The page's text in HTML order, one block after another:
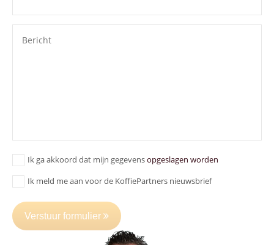
Ik ga akkoord dat mijn gegevensopgeslagen worden
Ik meld me aan voor de KoffiePartners nieuwsbrief
Verstuur formulier